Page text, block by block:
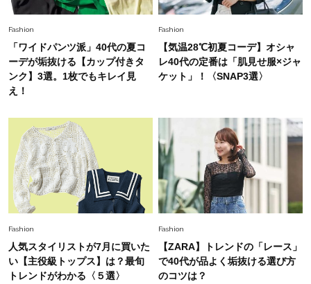
40代の夏通勤はこれ１着！「きちんと感」も
「オシャレ」も整うトレンドトップス〈4選〉
初夏はこれさえあれば！40代は【淡色ワンピ】
で即涼しげ＆上品見え〈3選〉
Fashion 2026.8.5
オシャレ40代の【ワンピ＆オールインワン】最
旬着こなし3選。地味見え回避のコツは「バッグ
選び」！
Fashion 2026.7.31
【40代のTシャツコーデ】超ビッグサイズ×きれ
いめハーフパンツでモードに昇華
Fashion
「ワイドパンツ派」40代の夏コ
ーデが垢抜ける【カップ付きタ
ンク】3選。1枚でもキレイ見
え！
Fashion
【気温28℃初夏コーデ】オシャ
レ40代の定番は「肌見せ服×ジャ
ケット」！〈SNAP3選〉
Fashion
人気スタイリストが7月に買いた
い【主役級トップス】は？最旬
トレンドがわかる〈５選〉
Fashion
【ZARA】トレンドの「レース」
で40代が品よく垢抜ける選び方
のコツは？